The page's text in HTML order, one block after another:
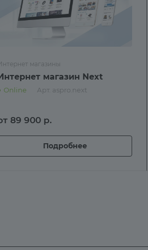
магазины
магазин Next
Online Арт. aspro.next
89 900 р.
Подробнее